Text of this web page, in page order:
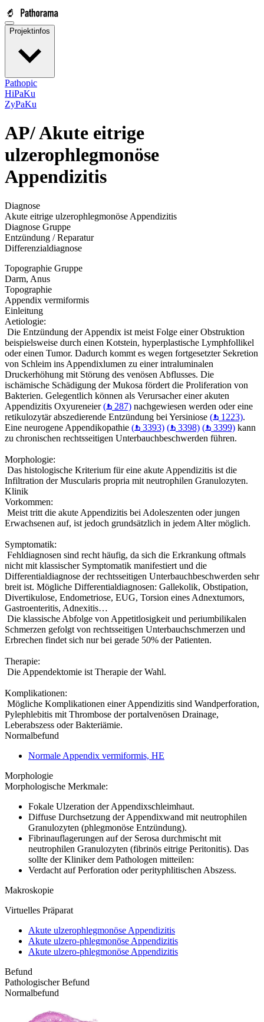
Projektinfos
Pathopic
HiPaKu
ZyPaKu
AP/Akute eitrige
ulzerophlegmonöse
Appendizitis
Diagnose
Akute eitrige ulzerophlegmonöse Appendizitis
Diagnose Gruppe
Entzündung / Reparatur
Differenzialdiagnose
Topographie Gruppe
Darm, Anus
Topographie
Appendix vermiformis
Einleitung
Aetiologie:
Die Entzündung der Appendix ist meist Folge einer Obstruktion
beispielsweise durch einen Kotstein, hyperplastische Lymphfollikel
oder einen Tumor. Dadurch kommt es wegen fortgesetzter Sekretion
von Schleim ins Appendixlumen zu einer intraluminalen
Druckerhöhung mit Störung des venösen Abflusses. Die
ischämische Schädigung der Mukosa fördert die Proliferation von
Bakterien. Gelegentlich können als Verursacher einer akuten
Appendizitis Oxyureneier( 287) nachgewiesen werden oder eine
retikulozytär abszedierende Entzündung bei Yersiniose ( 1223).
Eine neurogene Appendikopathie ( 3393) ( 3398) ( 3399) kann
zu chronischen rechtsseitigen Unterbauchbeschwerden führen.
Morphologie:
Das histologische Kriterium für eine akute Appendizitis ist die
Infiltration der Muscularis propria mit neutrophilen Granulozyten.
Klinik
Vorkommen:
Meist tritt die akute Appendizitis bei Adoleszenten oder jungen
Erwachsenen auf, ist jedoch grundsätzlich in jedem Alter möglich.
Symptomatik:
Fehldiagnosen sind recht häufig, da sich die Erkrankung oftmals
nicht mit klassischer Symptomatik manifestiert und die
Differentialdiagnose der rechtsseitigen Unterbauchbeschwerden sehr
breit ist. Mögliche Differentialdiagnosen: Gallekolik, Obstipation,
Divertikulose, Endometriose, EUG, Torsion eines Adnextumors,
Gastroenteritis, Adnexitis…
Die klassische Abfolge von Appetitlosigkeit und periumbilikalen
Schmerzen gefolgt von rechtsseitigen Unterbauchschmerzen und
Erbrechen findet sich nur bei gerade 50% der Patienten.
Therapie:
Die Appendektomie ist Therapie der Wahl.
Komplikationen:
Mögliche Komplikationen einer Appendizitis sind Wandperforation,
Pylephlebitis mit Thrombose der portalvenösen Drainage,
Leberabszess oder Bakteriämie.
Normalbefund
Normale Appendix vermiformis, HE
Morphologie
Morphologische Merkmale:
Fokale Ulzeration der Appendixschleimhaut.
Diffuse Durchsetzung der Appendixwand mit neutrophilen
Granulozyten (phlegmonöse Entzündung).
Fibrinauflagerungen auf der Serosa durchmischt mit
neutrophilen Granulozyten (fibrinös eitrige Peritonitis). Das
sollte der Kliniker dem Pathologen mitteilen:
Verdacht auf Perforation oder perityphlitischen Abszess.
Makroskopie
Virtuelles Präparat
Akute ulzerophlegmonöse Appendizitis
Akute ulzero-phlegmonöse Appendizitis
Akute ulzero-phlegmonöse Appendizitis
Befund
Pathologischer Befund
Normalbefund